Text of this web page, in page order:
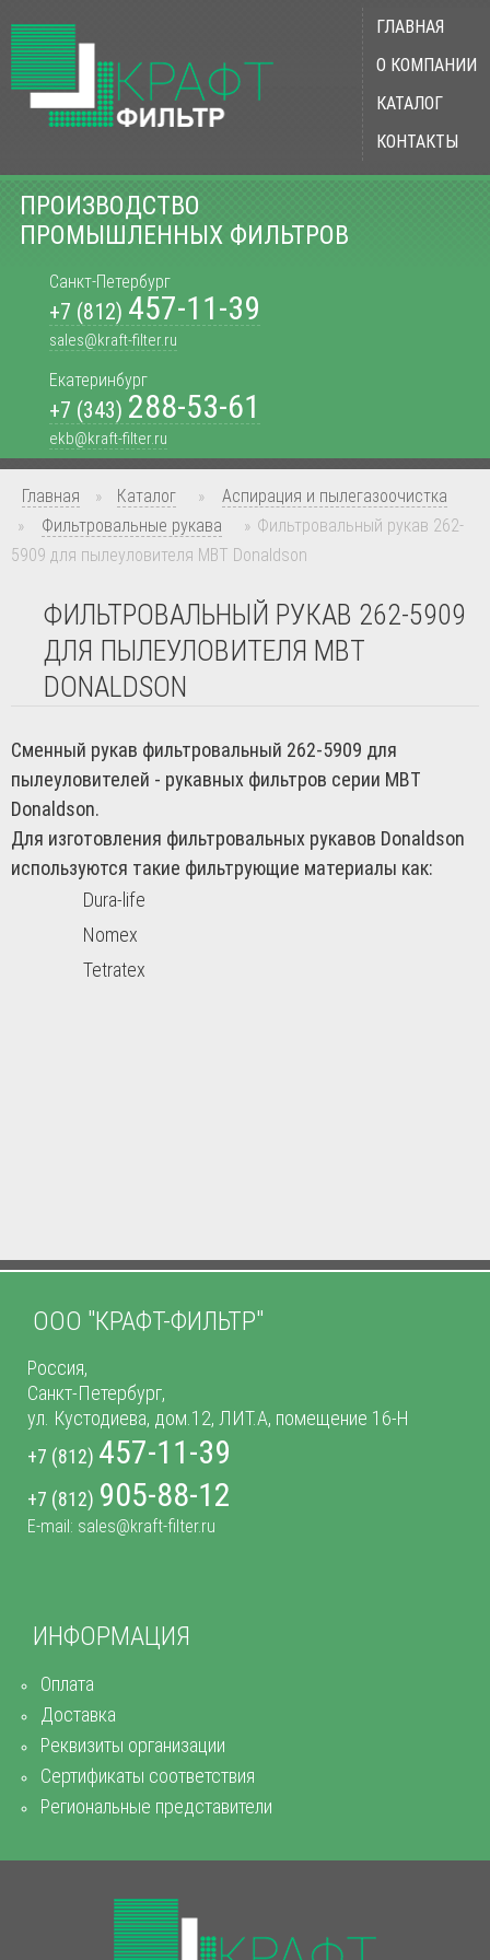
ПРОИЗВОДСТВО
ПРОМЫШЛЕННЫХ ФИЛЬТРОВ
Санкт-Петербург
+7 (812) 457-11-39
sales@kraft-filter.ru
Екатеринбург
+7 (343) 288-53-61
ekb@kraft-filter.ru
ГЛАВНАЯ
О КОМПАНИИ
КАТАЛОГ
КОНТАКТЫ
Главная » Каталог »
Аспирация и пылегазоочистка
»
Фильтровальные рукава » Фильтровальный рукав 262-
5909 для пылеуловителя MBT Donaldson
ФИЛЬТРОВАЛЬНЫЙ РУКАВ 262-5909
ДЛЯ ПЫЛЕУЛОВИТЕЛЯ MBT
DONALDSON
Сменный рукав фильтровальный 262-5909 для
пылеуловителей - рукавных фильтров серии MBT
Donaldson.
Для изготовления фильтровальных рукавов Donaldson
используются такие фильтрующие материалы как:
Dura-life
Nomex
Tetratex
ИНФОРМАЦИЯ
Оплата
Доставка
Реквизиты организации
Сертификаты соответствия
Региональные представители
ООО "КРАФТ-ФИЛЬТР"
Россия,
Санкт-Петербург,
ул. Кустодиева, дом.12, ЛИТ.А, помещение 16-Н
+7 (812) 457-11-39
+7 (812) 905-88-12
E-mail: sales@kraft-filter.ru